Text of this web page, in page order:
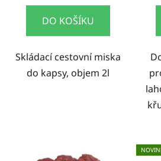
DO KOŠÍKU
Skládací cestovní miska
do kapsy, objem 2l